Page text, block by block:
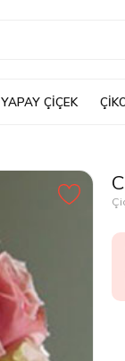
YAPAY ÇİÇEK